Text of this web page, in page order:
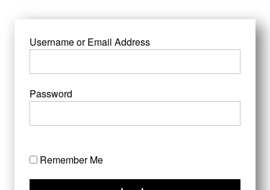
Username or Email Address
Password
Remember Me